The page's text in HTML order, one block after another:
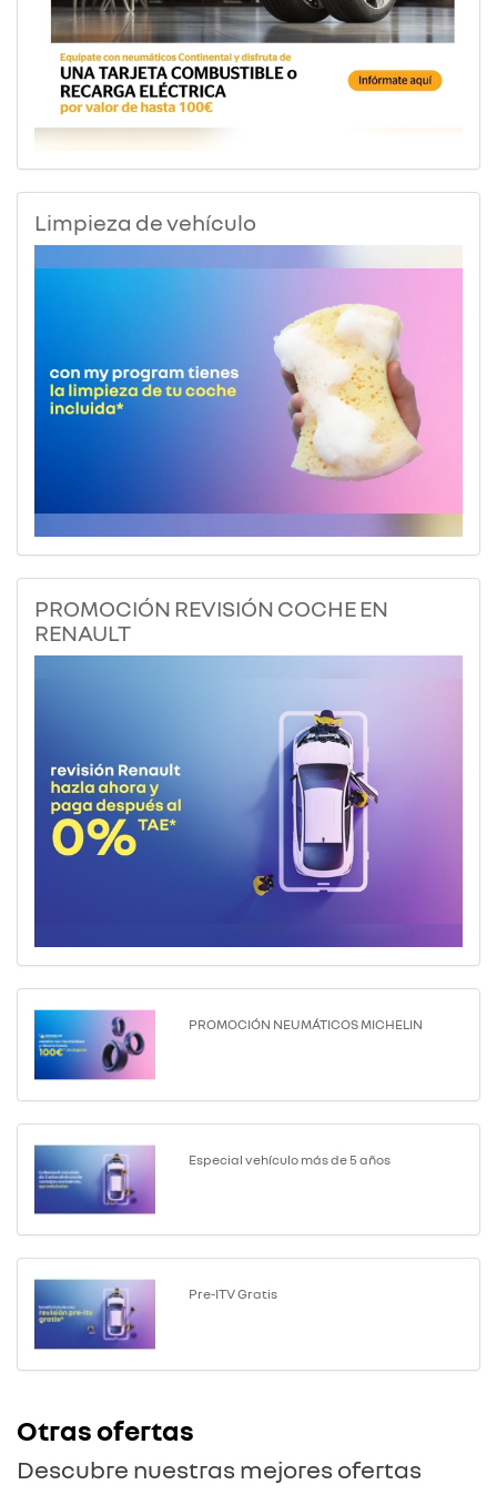
Limpieza de vehículo
PROMOCIÓN REVISIÓN COCHE EN
RENAULT
PROMOCIÓN NEUMÁTICOS MICHELIN
Especial vehículo más de 5 años
Pre-ITV Gratis
Otras ofertas
Descubre nuestras mejores ofertas